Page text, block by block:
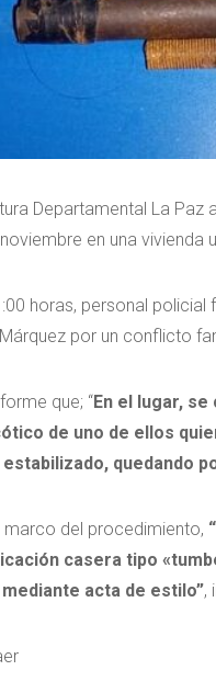
Departamental La
en una vivienda
horas, personal
por un conflicto
que; “En el lugar, se
de uno de ellos
quedando
marco del procedimiento,
casera tipo
acta de estilo”,